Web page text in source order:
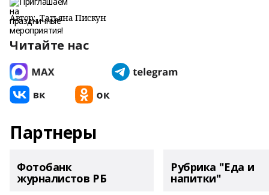
Автор: Татьяна Пискун
Читайте нас
Партнеры
Фотобанк
журналистов РБ
Рубрика "Еда и
напитки"